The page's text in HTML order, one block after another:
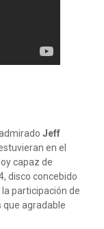
Jeff
en el
capaz de
disco concebido
participación de
que agradable